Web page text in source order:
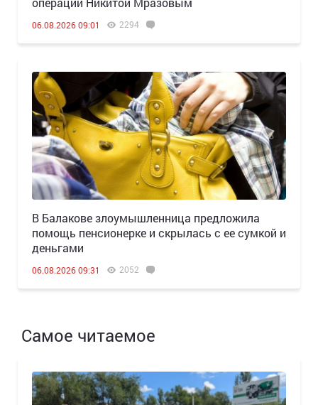
06.08.2026 09:01 2294
В Балакове злоумышленница предложила
помощь пенсионерке и скрылась с ее сумкой и
деньгами
06.08.2026 09:31 2052
Самое читаемое